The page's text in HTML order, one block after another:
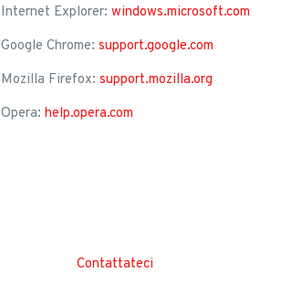
Internet Explorer: windows.microsoft.com
Google Chrome: support.google.com
Mozilla Firefox: support.mozilla.org
Opera: help.opera.com
Contattateci